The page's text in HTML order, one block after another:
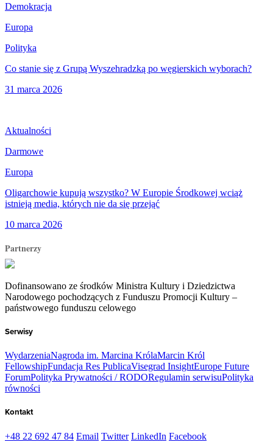
Demokracja
Europa
Polityka
Co stanie się z Grupą Wyszehradzką po węgierskich wyborach?
31 marca 2026
Aktualności
Darmowe
Europa
Oligarchowie kupują wszystko? W Europie Środkowej wciąż
istnieją media, których nie da się przejąć
10 marca 2026
Partnerzy
Dofinansowano ze środków Ministra Kultury i Dziedzictwa
Narodowego pochodzących z Funduszu Promocji Kultury –
państwowego funduszu celowego
Serwisy
WydarzeniaNagroda im. Marcina KrólaMarcin Król
FellowshipFundacja Res PublicaVisegrad InsightEurope Future
ForumPolityka Prywatności / RODORegulamin serwisuPolityka
równości
Kontakt
+48 22 692 47 84 Email Twitter LinkedIn Facebook